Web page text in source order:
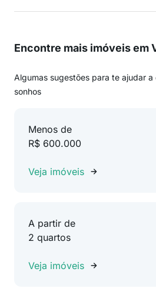
Encontre mais imóveis em
Algumas sugestões para te ajudar
sonhos
Menos de
R$ 600.000
Veja imóveis
A partir de
2 quartos
Veja imóveis